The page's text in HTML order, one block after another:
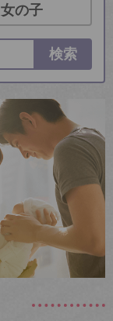
女の子
検索